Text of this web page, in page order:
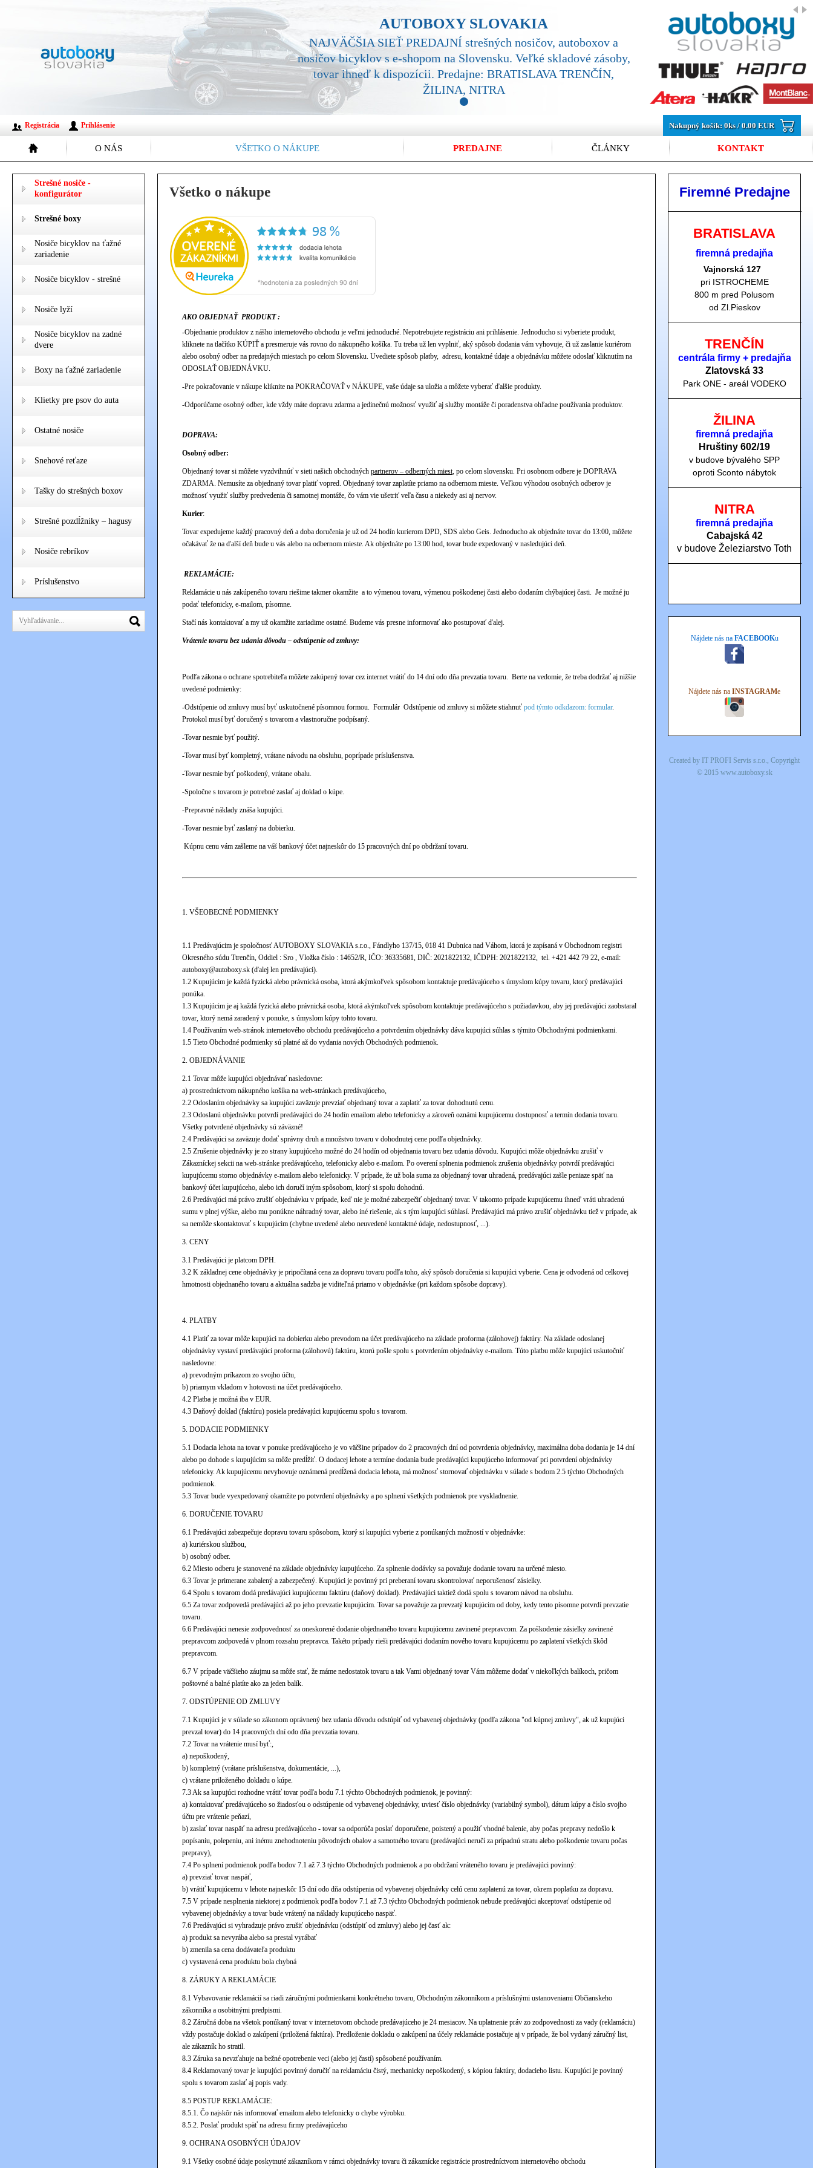
AUTOBOXY SLOVAKIA
NAJVÄČŠIA SIEŤ PREDAJNÍ strešných nosičov, autoboxov a
nosičov bicyklov s e-shopom na Slovensku. Veľké skladové zásoby,
tovar ihneď k dispozícii. Predajne: BRATISLAVA TRENČÍN,
ŽILINA, NITRA
Nakupný košík:0ks /0.00 EUR
O NÁS VŠETKO O NÁKUPE PREDAJNE ČLÁNKY KONTAKT
Registrácia Prihlásenie
Všetko o nákupe
Strešné nosiče -
konfigurátor
Strešné boxy
Nosiče bicyklov na ťažné
zariadenie
Nosiče bicyklov - strešné
Nosiče lyží
Nosiče bicyklov na zadné
dvere
Boxy na ťažné zariadenie
Klietky pre psov do auta
Ostatné nosiče
Snehové reťaze
Tašky do strešných boxov
Strešné pozdĺžniky – hagusy
Nosiče rebríkov
Príslušenstvo
AKO OBJEDNAŤ PRODUKT :
-Objednanie produktov z nášho internetového obchodu je veľmi jednoduché. Nepotrebujete registráciu ani prihlásenie. Jednoducho si vyberiete produkt,
kliknete na tlačítko KÚPIŤ a presmeruje vás rovno do nákupného košíka. Tu treba už len vyplniť, aký spôsob dodania vám vyhovuje, či už zaslanie kuriérom
alebo osobný odber na predajných miestach po celom Slovensku. Uvediete spôsob platby, adresu, kontaktné údaje a objednávku môžete odoslať kliknutím na
ODOSLAŤ OBJEDNÁVKU.
-Pre pokračovanie v nákupe kliknite na POKRAČOVAŤ v NÁKUPE, vaše údaje sa uložia a môžete vyberať ďalšie produkty.
-Odporúčame osobný odber, kde vždy máte dopravu zdarma a jedinečnú možnosť využiť aj služby montáže či poradenstva ohľadne používania produktov.
DOPRAVA:
Osobný odber:
Objednaný tovar si môžete vyzdvihnúť v sieti našich obchodných partnerov – odberných miest, po celom slovensku. Pri osobnom odbere je DOPRAVA
ZDARMA. Nemusíte za objednaný tovar platiť vopred. Objednaný tovar zaplatíte priamo na odbernom mieste. Veľkou výhodou osobných odberov je
možnosť využiť služby predvedenia či samotnej montáže, čo vám vie ušetriť veľa času a niekedy asi aj nervov.
Kurier:
Tovar expedujeme každý pracovný deň a doba doručenia je už od 24 hodín kurierom DPD, SDS alebo Geis. Jednoducho ak objednáte tovar do 13:00, môžete
očakávať že na ďalší deň bude u vás alebo na odbernom mieste. Ak objednáte po 13:00 hod, tovar bude expedovaný v nasledujúci deň.
REKLAMÁCIE:
Reklamácie u nás zakúpeného tovaru riešime takmer okamžite a to výmenou tovaru, výmenou poškodenej časti alebo dodaním chýbajúcej časti. Je možné ju
podať telefonicky, e-mailom, písomne.
Stačí nás kontaktovať a my už okamžite zariadime ostatné. Budeme vás presne informovať ako postupovať ďalej.
Vrátenie tovaru bez udania dôvodu – odstúpenie od zmluvy:
Podľa zákona o ochrane spotrebiteľa môžete zakúpený tovar cez internet vrátiť do 14 dní odo dňa prevzatia tovaru. Berte na vedomie, že treba dodržať aj nižšie
uvedené podmienky:
-Odstúpenie od zmluvy musí byť uskutočnené písomnou formou. Formulár Odstúpenie od zmluvy si môžete stiahnuť pod týmto odkdazom: formular.
Protokol musí byť doručený s tovarom a vlastnoručne podpísaný.
-Tovar nesmie byť použitý.
-Tovar musí byť kompletný, vrátane návodu na obsluhu, poprípade príslušenstva.
-Tovar nesmie byť poškodený, vrátane obalu.
-Spoločne s tovarom je potrebné zaslať aj doklad o kúpe.
-Prepravné náklady znáša kupujúci.
-Tovar nesmie byť zaslaný na dobierku.
Kúpnu cenu vám zašleme na váš bankový účet najneskôr do 15 pracovných dní po obdržaní tovaru.
1. VŠEOBECNÉ PODMIENKY
1.1 Predávajúcim je spoločnosť AUTOBOXY SLOVAKIA s.r.o., Fándlyho 137/15, 018 41 Dubnica nad Váhom, ktorá je zapísaná v Obchodnom registri
Okresného súdu Ttrenčín, Oddiel : Sro , Vložka číslo : 14652/R, IČO: 36335681, DIČ: 2021822132, IČDPH: 2021822132, tel. +421 442 79 22, e-mail:
autoboxy@autoboxy.sk (ďalej len predávajúci).
1.2 Kupujúcim je každá fyzická alebo právnická osoba, ktorá akýmkoľvek spôsobom kontaktuje predávajúceho s úmyslom kúpy tovaru, ktorý predávajúci
ponúka.
1.3 Kupujúcim je aj každá fyzická alebo právnická osoba, ktorá akýmkoľvek spôsobom kontaktuje predávajúceho s požiadavkou, aby jej predávajúci zaobstaral
tovar, ktorý nemá zaradený v ponuke, s úmyslom kúpy tohto tovaru.
1.4 Používaním web-stránok internetového obchodu predávajúceho a potvrdením objednávky dáva kupujúci súhlas s týmito Obchodnými podmienkami.
1.5 Tieto Obchodné podmienky sú platné až do vydania nových Obchodných podmienok.
2. OBJEDNÁVANIE
2.1 Tovar môže kupujúci objednávať nasledovne:
a) prostredníctvom nákupného košíka na web-stránkach predávajúceho,
2.2 Odoslaním objednávky sa kupujúci zaväzuje prevziať objednaný tovar a zaplatiť za tovar dohodnutú cenu.
2.3 Odoslanú objednávku potvrdí predávajúci do 24 hodín emailom alebo telefonicky a zároveň oznámi kupujúcemu dostupnosť a termín dodania tovaru.
Všetky potvrdené objednávky sú záväzné!
2.4 Predávajúci sa zaväzuje dodať správny druh a množstvo tovaru v dohodnutej cene podľa objednávky.
2.5 Zrušenie objednávky je zo strany kupujúceho možné do 24 hodín od objednania tovaru bez udania dôvodu. Kupujúci môže objednávku zrušiť v
Zákazníckej sekcii na web-stránke predávajúceho, telefonicky alebo e-mailom. Po overení splnenia podmienok zrušenia objednávky potvrdí predávajúci
kupujúcemu storno objednávky e-mailom alebo telefonicky. V prípade, že už bola suma za objednaný tovar uhradená, predávajúci zašle peniaze späť na
bankový účet kupujúceho, alebo ich doručí iným spôsobom, ktorý si spolu dohodnú.
2.6 Predávajúci má právo zrušiť objednávku v prípade, keď nie je možné zabezpečiť objednaný tovar. V takomto prípade kupujúcemu ihneď vráti uhradenú
sumu v plnej výške, alebo mu ponúkne náhradný tovar, alebo iné riešenie, ak s tým kupujúci súhlasí. Predávajúci má právo zrušiť objednávku tiež v prípade, ak
sa nemôže skontaktovať s kupujúcim (chybne uvedené alebo neuvedené kontaktné údaje, nedostupnosť, ...).
3. CENY
3.1 Predávajúci je platcom DPH.
3.2 K základnej cene objednávky je pripočítaná cena za dopravu tovaru podľa toho, aký spôsob doručenia si kupujúci vyberie. Cena je odvodená od celkovej
hmotnosti objednaného tovaru a aktuálna sadzba je viditeľná priamo v objednávke (pri každom spôsobe dopravy).
4. PLATBY
4.1 Platiť za tovar môže kupujúci na dobierku alebo prevodom na účet predávajúceho na základe proforma (zálohovej) faktúry. Na základe odoslanej
objednávky vystaví predávajúci proforma (zálohovú) faktúru, ktorú pošle spolu s potvrdením objednávky e-mailom. Túto platbu môže kupujúci uskutočniť
nasledovne:
a) prevodným príkazom zo svojho účtu,
b) priamym vkladom v hotovosti na účet predávajúceho.
4.2 Platba je možná iba v EUR.
4.3 Daňový doklad (faktúru) posiela predávajúci kupujúcemu spolu s tovarom.
5. DODACIE PODMIENKY
5.1 Dodacia lehota na tovar v ponuke predávajúceho je vo väčšine prípadov do 2 pracovných dní od potvrdenia objednávky, maximálna doba dodania je 14 dní
alebo po dohode s kupujúcim sa môže predĺžiť. O dodacej lehote a termíne dodania bude predávajúci kupujúceho informovať pri potvrdení objednávky
telefonicky. Ak kupujúcemu nevyhovuje oznámená predĺžená dodacia lehota, má možnosť stornovať objednávku v súlade s bodom 2.5 týchto Obchodných
podmienok.
5.3 Tovar bude vyexpedovaný okamžite po potvrdení objednávky a po splnení všetkých podmienok pre vyskladnenie.
6. DORUČENIE TOVARU
6.1 Predávajúci zabezpečuje dopravu tovaru spôsobom, ktorý si kupujúci vyberie z ponúkaných možností v objednávke:
a) kuriérskou službou,
b) osobný odber.
6.2 Miesto odberu je stanovené na základe objednávky kupujúceho. Za splnenie dodávky sa považuje dodanie tovaru na určené miesto.
6.3 Tovar je primerane zabalený a zabezpečený. Kupujúci je povinný pri preberaní tovaru skontrolovať neporušenosť zásielky.
6.4 Spolu s tovarom dodá predávajúci kupujúcemu faktúru (daňový doklad). Predávajúci taktiež dodá spolu s tovarom návod na obsluhu.
6.5 Za tovar zodpovedá predávajúci až po jeho prevzatie kupujúcim. Tovar sa považuje za prevzatý kupujúcim od doby, kedy tento písomne potvrdí prevzatie
tovaru.
6.6 Predávajúci nenesie zodpovednosť za oneskorené dodanie objednaného tovaru kupujúcemu zavinené prepravcom. Za poškodenie zásielky zavinené
prepravcom zodpovedá v plnom rozsahu prepravca. Takéto prípady rieši predávajúci dodaním nového tovaru kupujúcemu po zaplatení všetkých škôd
prepravcom.
6.7 V prípade väčšieho záujmu sa môže stať, že máme nedostatok tovaru a tak Vami objednaný tovar Vám môžeme dodať v niekoľkých balíkoch, pričom
poštovné a balné platíte ako za jeden balík.
7. ODSTÚPENIE OD ZMLUVY
7.1 Kupujúci je v súlade so zákonom oprávnený bez udania dôvodu odstúpiť od vybavenej objednávky (podľa zákona "od kúpnej zmluvy", ak už kupujúci
prevzal tovar) do 14 pracovných dní odo dňa prevzatia tovaru.
7.2 Tovar na vrátenie musí byť:,
a) nepoškodený,
b) kompletný (vrátane príslušenstva, dokumentácie, ...),
c) vrátane priloženého dokladu o kúpe.
7.3 Ak sa kupujúci rozhodne vrátiť tovar podľa bodu 7.1 týchto Obchodných podmienok, je povinný:
a) kontaktovať predávajúceho so žiadosťou o odstúpenie od vybavenej objednávky, uviesť číslo objednávky (variabilný symbol), dátum kúpy a číslo svojho
účtu pre vrátenie peňazí,
b) zaslať tovar naspäť na adresu predávajúceho - tovar sa odporúča poslať doporučene, poistený a použiť vhodné balenie, aby počas prepravy nedošlo k
popísaniu, polepeniu, ani inému znehodnoteniu pôvodných obalov a samotného tovaru (predávajúci neručí za prípadnú stratu alebo poškodenie tovaru počas
prepravy),
7.4 Po splnení podmienok podľa bodov 7.1 až 7.3 týchto Obchodných podmienok a po obdržaní vráteného tovaru je predávajúci povinný:
a) prevziať tovar naspäť,
b) vrátiť kupujúcemu v lehote najneskôr 15 dní odo dňa odstúpenia od vybavenej objednávky celú cenu zaplatenú za tovar, okrem poplatku za dopravu.
7.5 V prípade nesplnenia niektorej z podmienok podľa bodov 7.1 až 7.3 týchto Obchodných podmienok nebude predávajúci akceptovať odstúpenie od
vybavenej objednávky a tovar bude vrátený na náklady kupujúceho naspäť.
7.6 Predávajúci si vyhradzuje právo zrušiť objednávku (odstúpiť od zmluvy) alebo jej časť ak:
a) produkt sa nevyrába alebo sa prestal vyrábať
b) zmenila sa cena dodávateľa produktu
c) vystavená cena produktu bola chybná
8. ZÁRUKY A REKLAMÁCIE
8.1 Vybavovanie reklamácií sa riadi záručnými podmienkami konkrétneho tovaru, Obchodným zákonníkom a príslušnými ustanoveniami Občianskeho
zákonníka a osobitnými predpismi.
8.2 Záručná doba na všetok ponúkaný tovar v internetovom obchode predávajúceho je 24 mesiacov. Na uplatnenie práv zo zodpovednosti za vady (reklamáciu)
vždy postačuje doklad o zakúpení (priložená faktúra). Predloženie dokladu o zakúpení na účely reklamácie postačuje aj v prípade, že bol vydaný záručný list,
ale zákazník ho stratil.
8.3 Záruka sa nevzťahuje na bežné opotrebenie veci (alebo jej častí) spôsobené používaním.
8.4 Reklamovaný tovar je kupujúci povinný doručiť na reklamáciu čistý, mechanicky nepoškodený, s kópiou faktúry, dodacieho listu. Kupujúci je povinný
spolu s tovarom zaslať aj popis vady.
8.5 POSTUP REKLAMÁCIE:
8.5.1. Čo najskôr nás informovať emailom alebo telefonicky o chybe výrobku.
8.5.2. Poslať produkt späť na adresu firmy predávajúceho
9. OCHRANA OSOBNÝCH ÚDAJOV
9.1 Všetky osobné údaje poskytnuté zákazníkom v rámci objednávky tovaru či zákaznícke registrácie prostredníctvom internetového obchodu
Firemné Predajne
BRATISLAVA
firemná predajňa
Vajnorská 127
pri ISTROCHEME
800 m pred Polusom
od Zl.Pieskov
TRENČÍN
centrála firmy + predajňa
Zlatovská 33
Park ONE - areál VODEKO
ŽILINA
firemná predajňa
Hruštiny 602/19
v budove bývalého SPP
oproti Sconto nábytok
NITRA
firemná predajňa
Cabajská 42
v budove Železiarstvo Toth
Nájdete nás na FACEBOOKu
Nájdete nás na INSTAGRAMe
Created by IT PROFI Servis s.r.o., Copyright
© 2015 www.autoboxy.sk